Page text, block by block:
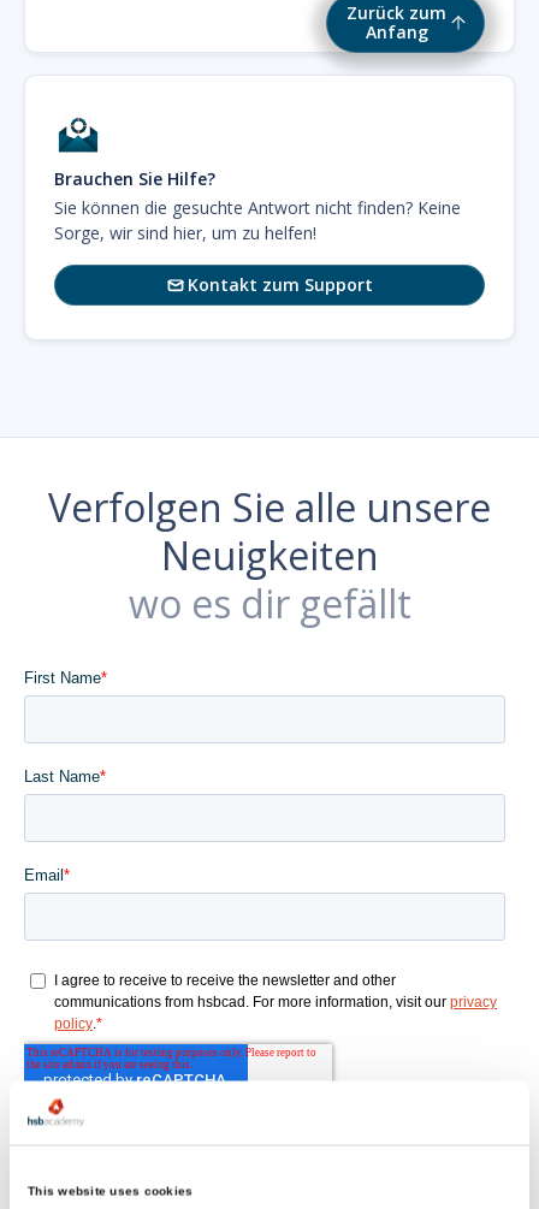
This website uses cookies
Zurück zum
Anfang
Brauchen Sie Hilfe?
Sie können die gesuchte Antwort nicht finden? Keine
Sorge, wir sind hier, um zu helfen!
Kontakt zum Support
Verfolgen Sie alle unsere
Neuigkeiten
wo es dir gefällt